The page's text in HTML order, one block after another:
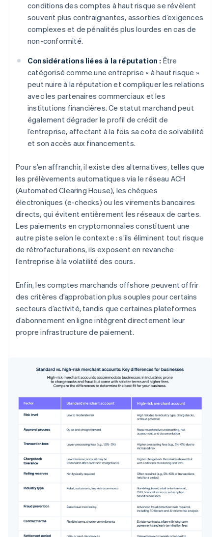
conditions des comptes à haut risque se révèlent
souvent plus contraignantes, assorties d’exigences
complexes et de pénalités plus lourdes en cas de
non-conformité.
Considérations liées à la réputation : Être
catégorisé comme une entreprise « à haut risque »
peut nuire à la réputation et compliquer les relations
avec les partenaires commerciaux et les
institutions financières. Ce statut marchand peut
également dégrader le profil de crédit de
l’entreprise, affectant à la fois sa cote de solvabilité
et son accès aux financements.
Pour s’en affranchir, il existe des alternatives, telles que
les prélèvements automatiques via le réseau ACH
(Automated Clearing House), les chèques
électroniques (e-checks) ou les virements bancaires
directs, qui évitent entièrement les réseaux de cartes.
Les paiements en cryptomonnaies constituent une
autre piste selon le contexte : s’ils éliminent tout risque
de rétrofacturations, ils exposent en revanche
l’entreprise à la volatilité des cours.
Enfin, les comptes marchands offshore peuvent offrir
des critères d’approbation plus souples pour certains
secteurs d’activité, tandis que certaines plateformes
d’abonnement en ligne intègrent directement leur
propre infrastructure de paiement.